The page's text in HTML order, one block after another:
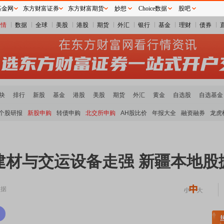
数据 全球 美股 港股 期货 外汇 银行 基金 理财 债券
排行 新股 基金 港股 美股 期货 外汇 黄金 自选股 自选基金
股研报 新股申购 转债申购 北交所申购 AH股比价 年报大全 融资融券 龙虎
与交运设备走强 新疆本地股
稀土板块领涨 A股估值分析全览
网 东方财富证券 东方财富期货 妙想 Choice数据 股吧